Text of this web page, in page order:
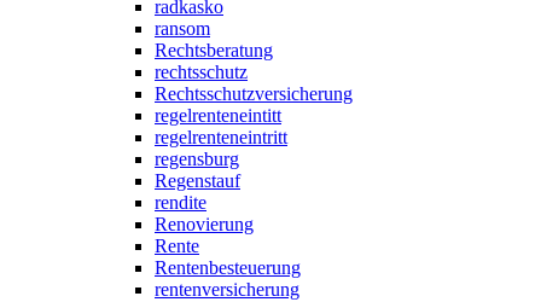
radkasko
ransom
Rechtsberatung
rechtsschutz
Rechtsschutzversicherung
regelrenteneintitt
regelrenteneintritt
regensburg
Regenstauf
rendite
Renovierung
Rente
Rentenbesteuerung
rentenversicherung